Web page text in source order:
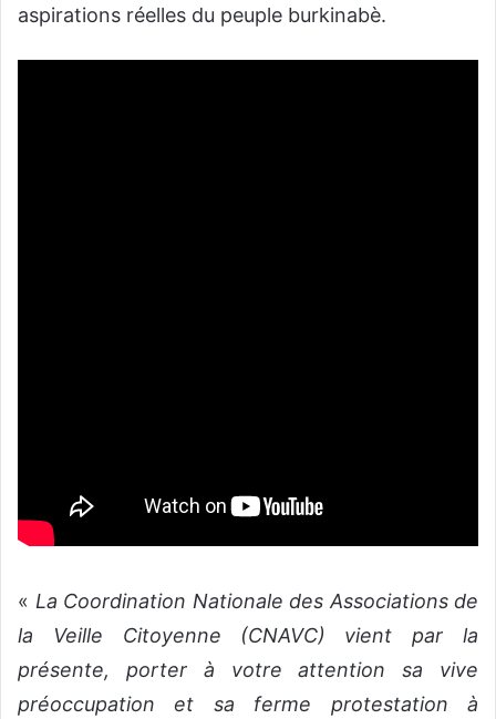
aspirations réelles du peuple burkinabè.
« La Coordination Nationale des Associations de
la Veille Citoyenne (CNAVC) vient par la
présente, porter à votre attention sa vive
préoccupation et sa ferme protestation à